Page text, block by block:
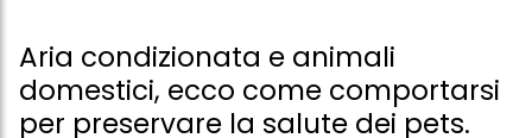
Aria condizionata e animali
domestici, ecco come comportarsi
per preservare la salute dei pets.